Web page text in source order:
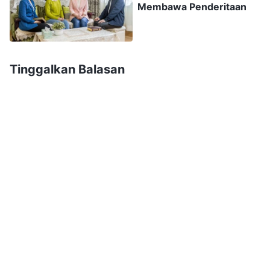
kehancuran; mereka berasal dari Iblis, dan
mereka tidak dipilih oleh Tuhan. Tuhan tidak
memilih orang-orang semacam itu!
1, Penampakan dan Pekerjaan Tuhan, "Orang-Orang
Membawa Penderitaan
Tinggalkan Balasan